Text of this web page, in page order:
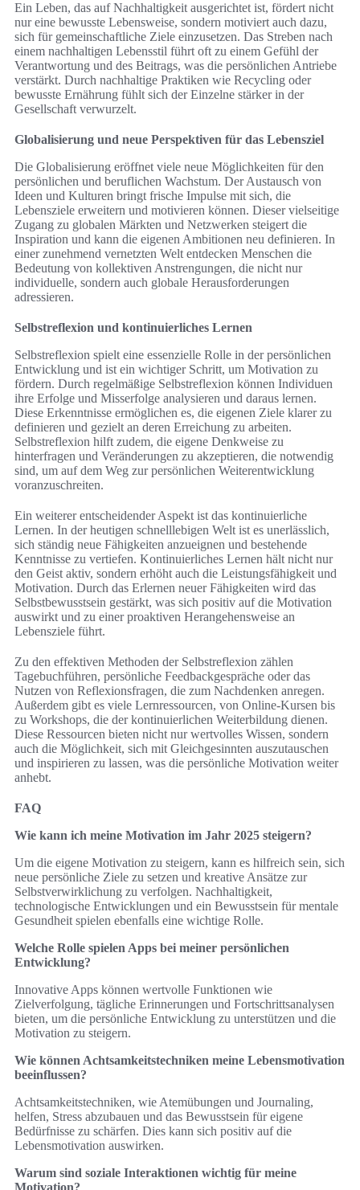
Ein Leben, das auf Nachhaltigkeit ausgerichtet ist, fördert nicht
nur eine bewusste Lebensweise, sondern motiviert auch dazu,
sich für gemeinschaftliche Ziele einzusetzen. Das Streben nach
einem nachhaltigen Lebensstil führt oft zu einem Gefühl der
Verantwortung und des Beitrags, was die persönlichen Antriebe
verstärkt. Durch nachhaltige Praktiken wie Recycling oder
bewusste Ernährung fühlt sich der Einzelne stärker in der
Gesellschaft verwurzelt.
Globalisierung und neue Perspektiven für das Lebensziel
Die Globalisierung eröffnet viele neue Möglichkeiten für den
persönlichen und beruflichen Wachstum. Der Austausch von
Ideen und Kulturen bringt frische Impulse mit sich, die
Lebensziele erweitern und motivieren können. Dieser vielseitige
Zugang zu globalen Märkten und Netzwerken steigert die
Inspiration und kann die eigenen Ambitionen neu definieren. In
einer zunehmend vernetzten Welt entdecken Menschen die
Bedeutung von kollektiven Anstrengungen, die nicht nur
individuelle, sondern auch globale Herausforderungen
adressieren.
Selbstreflexion und kontinuierliches Lernen
Selbstreflexion spielt eine essenzielle Rolle in der persönlichen
Entwicklung und ist ein wichtiger Schritt, um Motivation zu
fördern. Durch regelmäßige Selbstreflexion können Individuen
ihre Erfolge und Misserfolge analysieren und daraus lernen.
Diese Erkenntnisse ermöglichen es, die eigenen Ziele klarer zu
definieren und gezielt an deren Erreichung zu arbeiten.
Selbstreflexion hilft zudem, die eigene Denkweise zu
hinterfragen und Veränderungen zu akzeptieren, die notwendig
sind, um auf dem Weg zur persönlichen Weiterentwicklung
voranzuschreiten.
Ein weiterer entscheidender Aspekt ist das kontinuierliche
Lernen. In der heutigen schnelllebigen Welt ist es unerlässlich,
sich ständig neue Fähigkeiten anzueignen und bestehende
Kenntnisse zu vertiefen. Kontinuierliches Lernen hält nicht nur
den Geist aktiv, sondern erhöht auch die Leistungsfähigkeit und
Motivation. Durch das Erlernen neuer Fähigkeiten wird das
Selbstbewusstsein gestärkt, was sich positiv auf die Motivation
auswirkt und zu einer proaktiven Herangehensweise an
Lebensziele führt.
Zu den effektiven Methoden der Selbstreflexion zählen
Tagebuchführen, persönliche Feedbackgespräche oder das
Nutzen von Reflexionsfragen, die zum Nachdenken anregen.
Außerdem gibt es viele Lernressourcen, von Online-Kursen bis
zu Workshops, die der kontinuierlichen Weiterbildung dienen.
Diese Ressourcen bieten nicht nur wertvolles Wissen, sondern
auch die Möglichkeit, sich mit Gleichgesinnten auszutauschen
und inspirieren zu lassen, was die persönliche Motivation weiter
anhebt.
FAQ
Wie kann ich meine Motivation im Jahr 2025 steigern?
Um die eigene Motivation zu steigern, kann es hilfreich sein, sich
neue persönliche Ziele zu setzen und kreative Ansätze zur
Selbstverwirklichung zu verfolgen. Nachhaltigkeit,
technologische Entwicklungen und ein Bewusstsein für mentale
Gesundheit spielen ebenfalls eine wichtige Rolle.
Welche Rolle spielen Apps bei meiner persönlichen
Entwicklung?
Innovative Apps können wertvolle Funktionen wie
Zielverfolgung, tägliche Erinnerungen und Fortschrittsanalysen
bieten, um die persönliche Entwicklung zu unterstützen und die
Motivation zu steigern.
Wie können Achtsamkeitstechniken meine Lebensmotivation
beeinflussen?
Achtsamkeitstechniken, wie Atemübungen und Journaling,
helfen, Stress abzubauen und das Bewusstsein für eigene
Bedürfnisse zu schärfen. Dies kann sich positiv auf die
Lebensmotivation auswirken.
Warum sind soziale Interaktionen wichtig für meine